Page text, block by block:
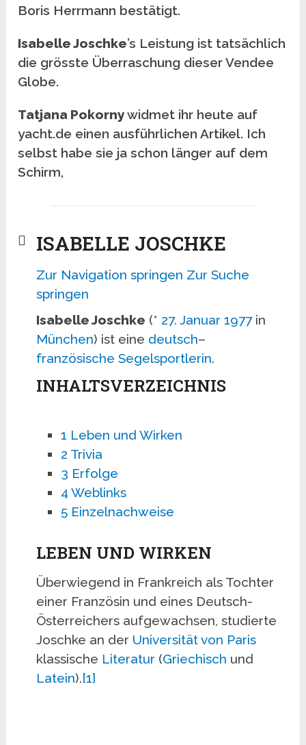
Boris Herrmann bestätigt.
Isabelle Joschke’s Leistung ist tatsächlich
die grösste Überraschung dieser Vendee
Globe.
Tatjana Pokornywidmet ihr heute auf
yacht.de einen ausführlichen Artikel. Ich
selbst habe sie ja schon länger auf dem
Schirm,
ISABELLE JOSCHKE
Zur Navigation springen Zur Suche
springen
Isabelle Joschke (* 27. Januar 1977in
München) ist eine deutsch–
französische Segelsportlerin.
INHALTSVERZEICHNIS
1 Leben und Wirken
2 Trivia
3 Erfolge
4 Weblinks
5 Einzelnachweise
LEBEN UND WIRKEN
Überwiegend in Frankreich als Tochter
einer Französin und eines Deutsch-
Österreichers aufgewachsen, studierte
Joschke an der Universität von Paris
klassische Literatur (Griechisch und
Latein).[1]